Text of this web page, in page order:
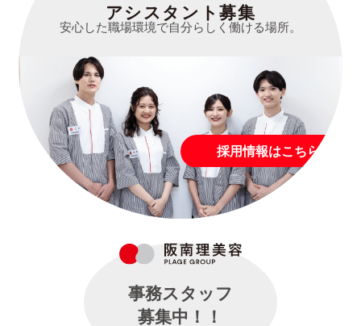
アシスタント募集
安心した職場環境で自分らしく働ける場所。
採用情報はこちら
事務スタッフ
募集中！！